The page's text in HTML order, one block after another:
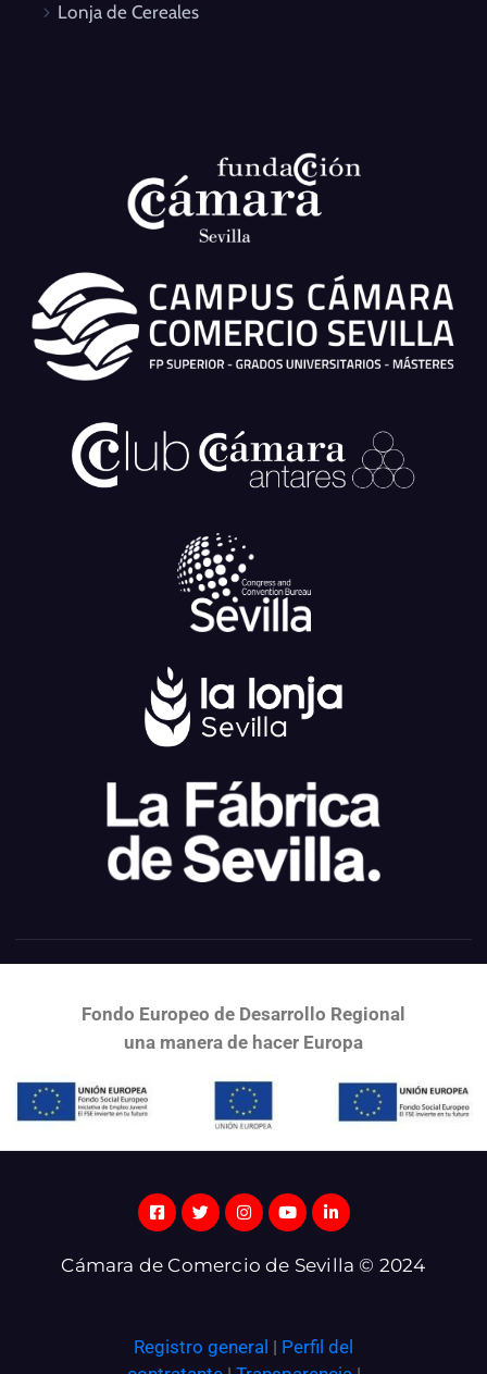
Lonja de Cereales
Fondo Europeo de Desarrollo Regional
una manera de hacer Europa
Cámara de Comercio de Sevilla © 2024
Registro general | Perfil del